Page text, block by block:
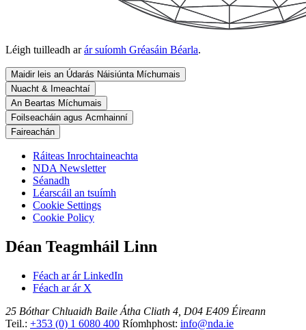
Léigh tuilleadh arár suíomh Gréasáin Béarla.
Maidir leis an Údarás Náisiúnta Míchumais
Nuacht & Imeachtaí
An Beartas Míchumais
Foilseacháin agus Acmhainní
Faireachán
Ráiteas Inrochtaineachta
NDA Newsletter
Séanadh
Léarscáil an tsuímh
Cookie Settings
Cookie Policy
Déan Teagmháil Linn
Féach ar ár LinkedIn
Féach ar ár X
25 Bóthar Chluaidh Baile Átha Cliath 4, D04 E409 Éireann
Teil.: +353 (0) 1 6080 400 Ríomhphost: info@nda.ie